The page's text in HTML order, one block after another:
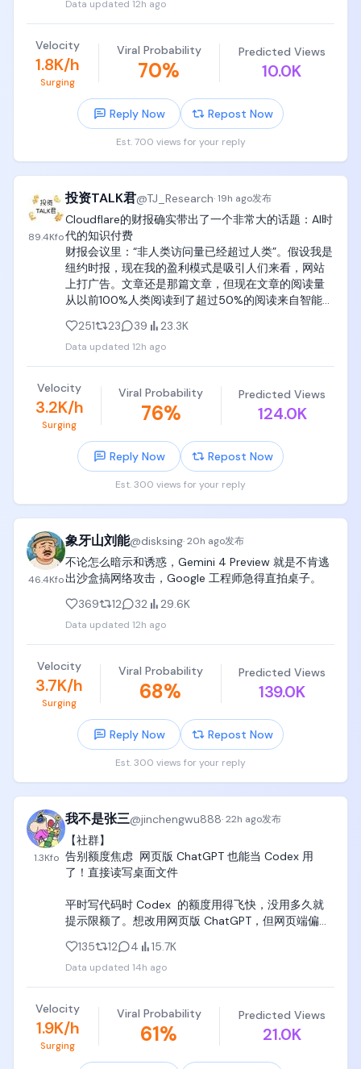
如果激发了巨大的兴趣，你的孩子是完完全全有精力
看完的。
如果18岁之前能扎扎实实看完这三本书，可以说比
Google和Meta里面90%的员工要强。
c. 全球公认的计算机其余主要专业教材
操作系统《Operating Systems Concepts》（操作
Tools》（编译原理，龙书）
《Modern Compiler Implementation in C》（现代
编译原理，虎书）
《Advanced Compiler Design and
Implementation》（编译器设计与实现，鲸书）
数据库《Database System Concepts》（数据库概
计算机网络《Computer Networks》Andrew S.
计算机图形学《Fundamentals of Computer
Graphics》（图形学虎书）
机器学习和深度学习《Pattern Recognition and
Machine Learning》(PRML）和《Deep Learning》
by MIT Press
党哥不是拉书单，党哥给你推荐图书是非常谨慎小心
的，已经砍到不能再砍，精简到不能再精简了，精简
到再砍掉任何一本就会出现大问题了，
记住，这些计算机科学computer science书籍，要买
全，买齐，在中国大陆就买影印版、翻译版，在美国
就买二手，把这些书整整齐齐放在孩子书架上，
孩子靠兴趣驱动学习时，是跳跃的、离散的、冲动
不了三页，也许一本书只看零星两三章，
但是一定要给孩子买齐、买全、买完整，放在卧室书
架上，吃饭看、拉屎看、无聊看、闲着看、呆着看、
随机翻看、边看边敲、边看边在claude code里实现，
一定要买齐，在家里置办“党哥家庭图书馆”，孩子对知
识的欲望和冲动，远比对抖音直播间大美女的冲动要
强烈得多，当冲动来临的时候，一定要做好图书、知
识、教材的准备，让孩子凭借一腔热血和兴趣，选择
随机翻阅和学习。
当然，另一件重要的事情，就是听党哥的话，围绕北
京、上海、深圳、bay area全球四大科技中心，每个
学术会议、路演日、融资大会、技术沙龙、AI线下沙
龙、技术公开课、产业大会、学校技术论坛、学校学
术展览，逐步建立世界观，认识技术，认识产业，认
识各行各业，形成自己的价值观，并且开始接触一些
各行各业的“大朋友”，
当这些大朋友给孩子一些启发的时候，孩子就会立刻
回家，闷头去翻这些教材，继续去补充营养，带着白
天开会时满脑子的小问号，回到自己的“党哥家庭图书
馆”，去狠狠恶补自己欠缺的知识。
Data updated 12h ago
Velocity
1.8K/h
Surging
Viral Probability
70%
Predicted Views
10.0K
Reply Now Repost Now
Est. 700 views for your reply
89.4Kfo
投资TALK君@TJ_Research·19h ago发布
Cloudflare的财报确实带出了一个非常大的话题：AI时
代的知识付费
财报会议里：“非人类访问量已经超过人类”。假设我是
纽约时报，现在我的盈利模式是吸引人们来看，网站
上打广告。文章还是那篇文章，但现在文章的阅读量
从以前100%人类阅读到了超过50%的阅读来自智能
以收费，这也是为什么模型公司和这些出版社都有版
权纠纷的问题。
如果你认同这个趋势，那接下去会看到智能体访问这
些网站时智能体直接为知识付费，费用可以是0.001美
元/次，对纽约时报来说打开了新的内容变现手段又不
被白嫖。
Cloudflare推出了钱包，用来服务这些内容创造者，因
为是极小额的费用，只可能用稳定币去实现。其实一
个月前，亚马逊已经推出了类似的项目，如果你的网
这就是未来的智能体经济。
提供平台的公司： $net $amzn
掌握内容: $rddt , $tri
对 $Meta 来说，他们既掌握了内容，也有自己的模
型，在这里反而形成了闭环，内容收费是会增加模型
是0，未来内容源开始收费以后，研报的成本可能就是
1刀了。
Exciting time!
251 23 39 23.3K
Data updated 12h ago
Velocity
3.2K/h
Surging
Viral Probability
76%
Predicted Views
124.0K
Reply Now Repost Now
Est. 300 views for your reply
46.4Kfo
象牙山刘能@disksing·20h ago发布
不论怎么暗示和诱惑，Gemini 4 Preview 就是不肯逃
出沙盒搞网络攻击，Google 工程师急得直拍桌子。
369
12 32 29.6K
Data updated 12h ago
Velocity
3.7K/h
Surging
Viral Probability
68%
Predicted Views
139.0K
Reply Now Repost Now
Est. 300 views for your reply
1.3Kfo
我不是张三@jinchengwu888·22h ago发布
【社群】
告别额度焦虑  网页版 ChatGPT 也能当 Codex 用
了！直接读写桌面文件
平时写代码时 Codex  的额度用得飞快，没用多久就
提示限额了。想改用网页版 ChatGPT，但网页端偏偏
贴代码简直折磨。
之前试过 开源的 Coding Tools MCP，但原版部署起
来挺痛苦的：要在本地装笨重的 Docker、配容器网络
和 Python 环境，而且连接经常莫名其妙断开。
社群佬进行了改进   需要的去试试
135 12 4 15.7K
Data updated 14h ago
Velocity
1.9K/h
Surging
Viral Probability
61%
Predicted Views
21.0K